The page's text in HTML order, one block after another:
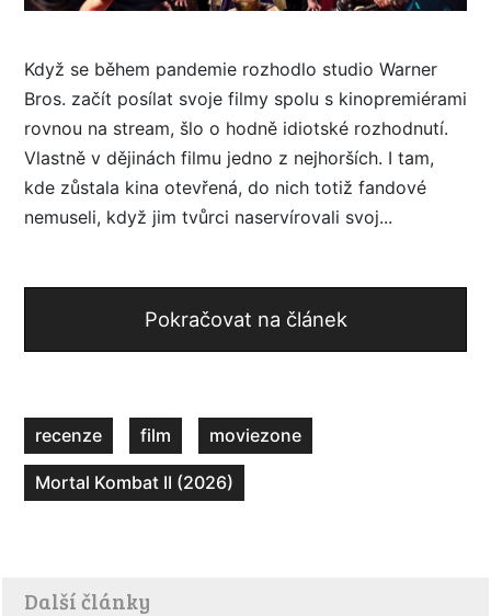
Když se během pandemie rozhodlo studio Warner
Bros. začít posílat svoje filmy spolu s kinopremiérami
rovnou na stream, šlo o hodně idiotské rozhodnutí.
Vlastně v dějinách filmu jedno z nejhorších. I tam,
kde zůstala kina otevřená, do nich totiž fandové
nemuseli, když jim tvůrci naservírovali svoj...
Pokračovat na článek
recenze film moviezone
Mortal Kombat II (2026)
Další články